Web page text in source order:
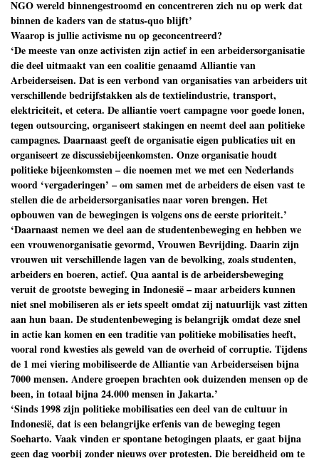
NGO wereld binnengestroomd en concentreren zich nu op werk dat
binnen de kaders van de status-quo blijft’
Waarop is jullie activisme nu op geconcentreerd?
‘De meeste van onze activisten zijn actief in een arbeidersorganisatie
die deel uitmaakt van een coalitie genaamd Alliantie van
Arbeiderseisen. Dat is een verbond van organisaties van arbeiders uit
verschillende bedrijfstakken als de textielindustrie, transport,
elektriciteit, et cetera. De alliantie voert campagne voor goede lonen,
tegen outsourcing, organiseert stakingen en neemt deel aan politieke
campagnes. Daarnaast geeft de organisatie eigen publicaties uit en
organiseert ze discussiebijeenkomsten. Onze organisatie houdt
politieke bijeenkomsten – die noemen met we met een Nederlands
woord ‘vergaderingen’ – om samen met de arbeiders de eisen vast te
stellen die de arbeidersorganisaties naar voren brengen. Het
opbouwen van de bewegingen is volgens ons de eerste prioriteit.’
‘Daarnaast nemen we deel aan de studentenbeweging en hebben we
een vrouwenorganisatie gevormd, Vrouwen Bevrijding. Daarin zijn
vrouwen uit verschillende lagen van de bevolking, zoals studenten,
arbeiders en boeren, actief. Qua aantal is de arbeidersbeweging
veruit de grootste beweging in Indonesië – maar arbeiders kunnen
niet snel mobiliseren als er iets speelt omdat zij natuurlijk vast zitten
aan hun baan. De studentenbeweging is belangrijk omdat deze snel
in actie kan komen en een traditie van politieke mobilisaties heeft,
vooral rond kwesties als geweld van de overheid of corruptie. Tijdens
de 1 mei viering mobiliseerde de Alliantie van Arbeiderseisen bijna
7000 mensen. Andere groepen brachten ook duizenden mensen op de
been, in totaal bijna 24.000 mensen in Jakarta.’
‘Sinds 1998 zijn politieke mobilisaties een deel van de cultuur in
Indonesië, dat is een belangrijke erfenis van de beweging tegen
Soeharto. Vaak vinden er spontane betogingen plaats, er gaat bijna
geen dag voorbij zonder nieuws over protesten. Die bereidheid om te